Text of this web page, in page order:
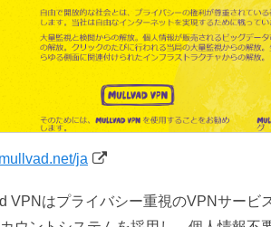
ja
VPNはプライバシー重視のVPNサービ